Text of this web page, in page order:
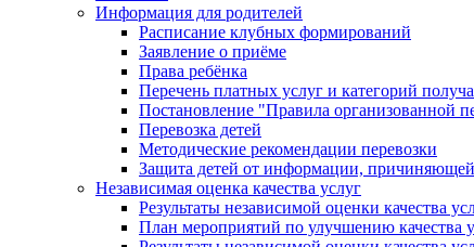
Информация для родителей
Расписание клубных формирований
Заявление о приёме
Права ребёнка
Перечень платных услуг и категорий
Постановление "Правила организованной
Перевозка детей
Методические рекомендации перевозки
Защита детей от информации,
Независимая оценка качества услуг
Результаты независимой оценки качества
План мероприятий по улучшению качества